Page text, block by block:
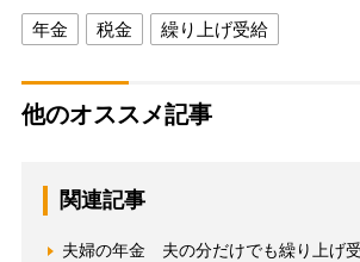
年金 税金 繰り上げ受給
他のオススメ記事
関連記事
夫婦の年金 夫の分だけでも繰り上げ